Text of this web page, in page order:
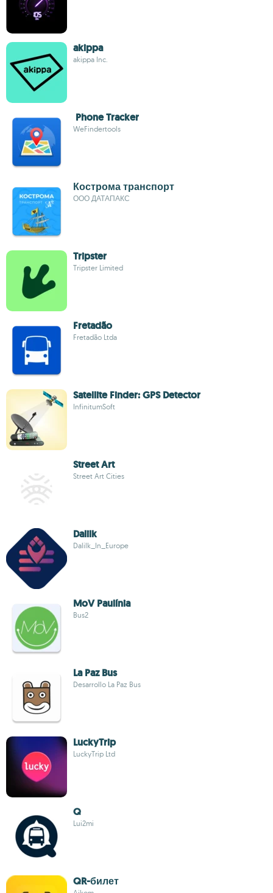
akippa
akippa Inc.
Phone Tracker
WeFindertools
Кострома транспорт
ООО ДАТАПАКС
Tripster
Tripster Limited
Fretadão
Fretadão Ltda
Satellite Finder: GPS Detector
InfinitumSoft
Street Art
Street Art Cities
Dalilk
Dalilk_In_Europe
MoV Paulínia
Bus2
La Paz Bus
Desarrollo La Paz Bus
LuckyTrip
LuckyTrip Ltd
Q
Lui2mi
QR-билет